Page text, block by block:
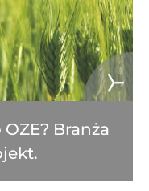
Branża